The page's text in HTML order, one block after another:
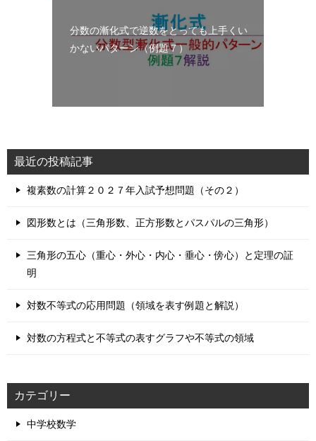
分数の漸化式で逆数をとっても上手くい
かないパターン（例題７）
最近の投稿記事
複素数の計算２０２７年入試予想問題（その２）
図形数とは（三角形数、正方形数とパスパルの三角形）
三角形の五心（重心・外心・内心・垂心・傍心）と定理の証
明
対数不等式の応用問題（領域を表す例題と解説）
対数の方程式と不等式の表すグラフや不等式の領域
カテゴリー
中学校数学